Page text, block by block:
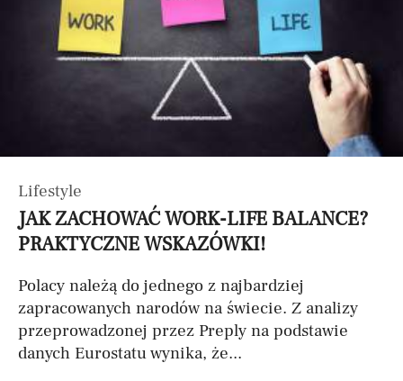
Lifestyle
JAK ZACHOWAĆ WORK-LIFE BALANCE?
PRAKTYCZNE WSKAZÓWKI!
Polacy należą do jednego z najbardziej
zapracowanych narodów na świecie. Z analizy
przeprowadzonej przez Preply na podstawie
danych Eurostatu wynika, że...